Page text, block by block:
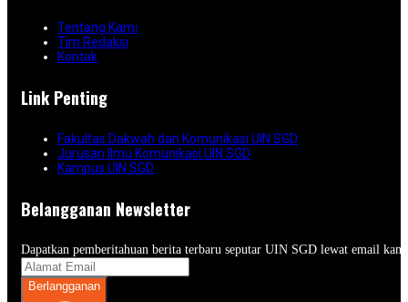
Tentang Kami
Tim Redaksi
Kontak
Link Penting
Fakultas Dakwah dan Komunikasi UIN SGD
Jurusan Ilmu Komunikasi UIN SGD
Kampus UIN SGD
Belangganan Newsletter
Dapatkan pemberitahuan berita terbaru seputar UIN SGD lewat email
Berlangganan